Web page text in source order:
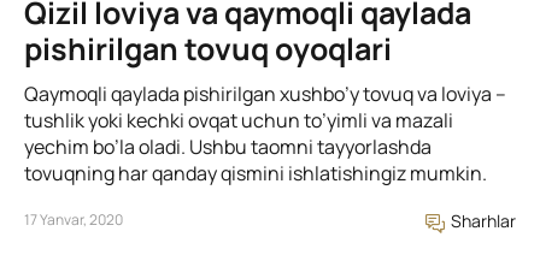
Qizil loviya va qaymoqli qaylada
pishirilgan tovuq oyoqlari
Qaymoqli qaylada pishirilgan xushbo’y tovuq va loviya –
tushlik yoki kechki ovqat uchun to’yimli va mazali
yechim bo’la oladi. Ushbu taomni tayyorlashda
tovuqning har qanday qismini ishlatishingiz mumkin.
17 Yanvar, 2020 Sharhlar